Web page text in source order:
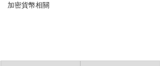
加密貨幣相關